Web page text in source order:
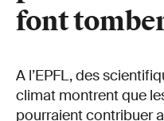
font
A l’EPFL, des
climat montrent que
pourraient contribuer